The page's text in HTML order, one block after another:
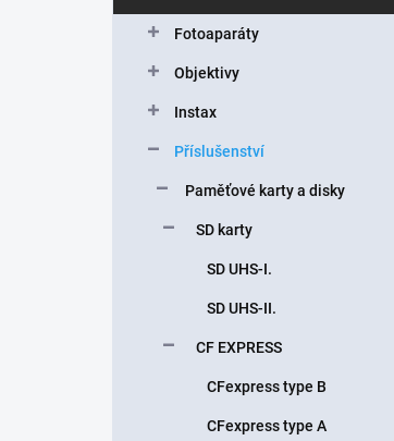
s
kategorie
Fotoaparáty
Objektivy
Instax
Příslušenství
Paměťové karty a disky
SD karty
SD UHS-I.
SD UHS-II.
CF EXPRESS
CFexpress type B
CFexpress type A